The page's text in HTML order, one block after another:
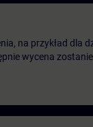
na przykład dla
wycena zostanie